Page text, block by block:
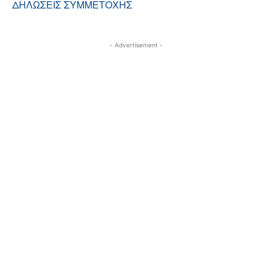
ΔΗΛΩΣΕΙΣ ΣΥΜΜΕΤΟΧΗΣ
- Advertisement -